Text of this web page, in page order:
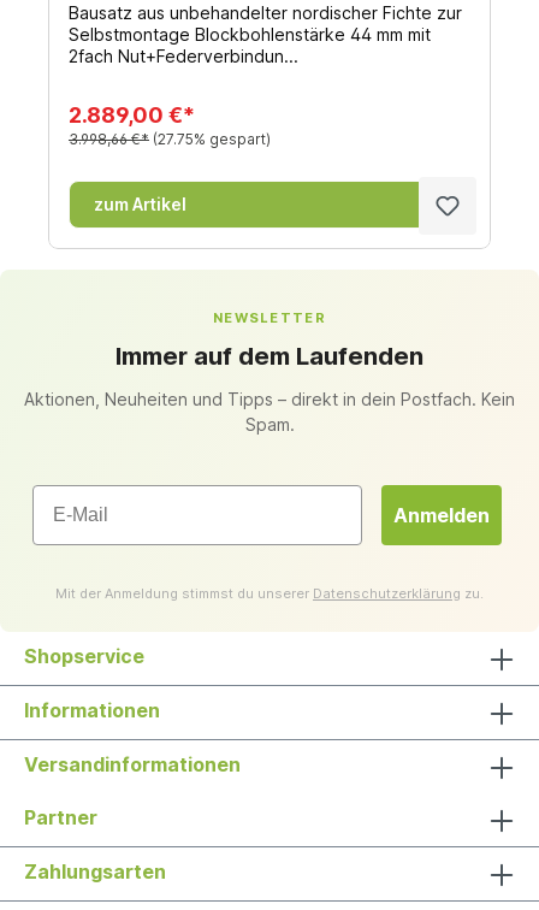
Bausatz aus unbehandelter nordischer Fichte zur
Selbstmontage Blockbohlenstärke 44 mm mit
2fach Nut+Federverbindun...
2.889,00 €*
3.998,66 €* (27.75% gespart)
zum Artikel
NEWSLETTER
Immer auf dem Laufenden
Aktionen, Neuheiten und Tipps – direkt in dein Postfach. Kein
Spam.
Email
Anmelden
Mit der Anmeldung stimmst du unserer Datenschutzerklärung zu.
Shopservice
Informationen
Versandinformationen
Partner
Zahlungsarten